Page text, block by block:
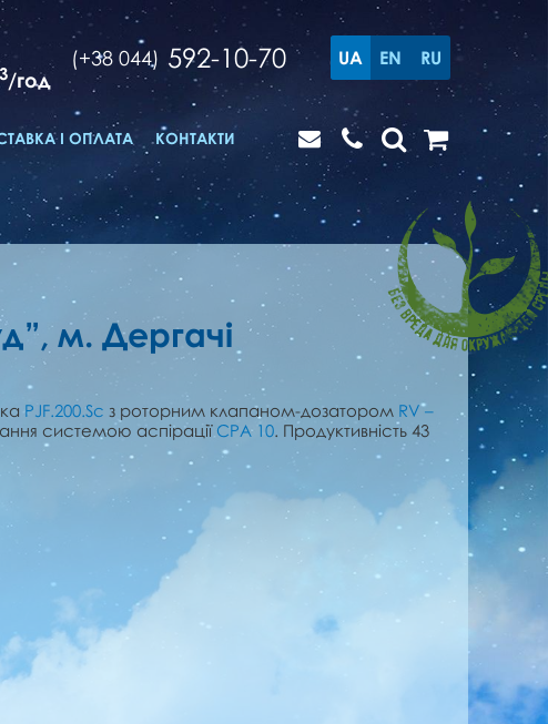
3/год
(+38 044) 592-10-70 UA EN RU
І ОПЛАТА КОНТАКТИ
м. Дергачі
PJF.200.Sc з роторним клапаном-дозатором RV –
системою аспірації CPA 10. Продуктивність 43